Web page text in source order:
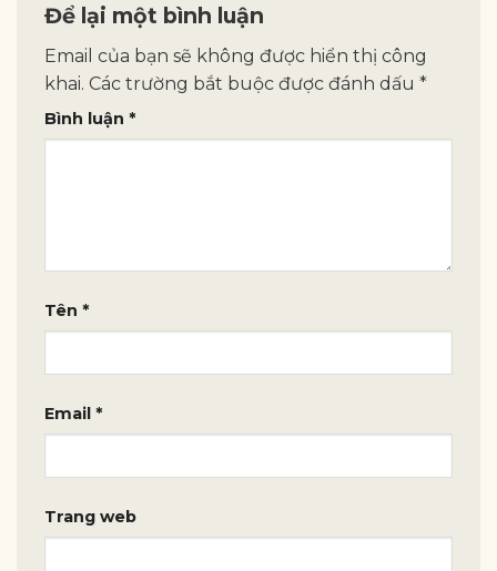
Để lại một bình luận
Email của bạn sẽ không được hiển thị công
khai. Các trường bắt buộc được đánh dấu *
Bình luận *
Tên *
Email *
Trang web